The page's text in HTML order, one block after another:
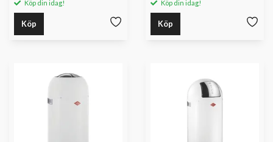
Köp din idag!
Köp
Köp din idag!
Köp